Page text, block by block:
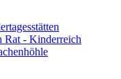
Rat - Kinderreich